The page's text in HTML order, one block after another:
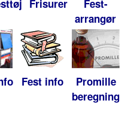
Frisurer
Fest-
arrangør
Fest info
Promille
beregning